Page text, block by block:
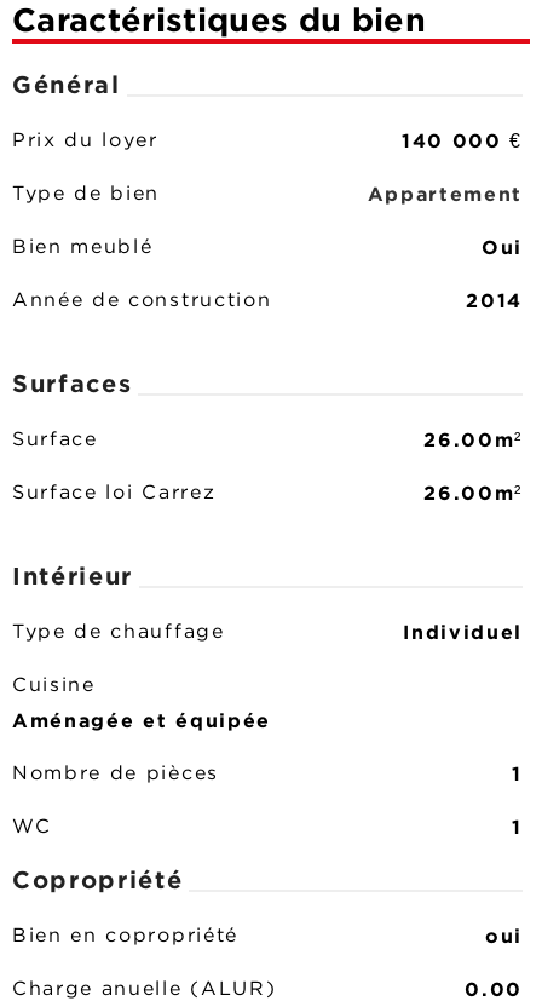
Caractéristiques du bien
Général
Prix du loyer 140 000 €
Type de bien Appartement
Bien meublé Oui
Année de construction 2014
Surfaces
Surface 26.00m²
Surface loi Carrez 26.00m²
Intérieur
Type de chauffage Individuel
Cuisine
Aménagée et équipée
Nombre de pièces 1
WC 1
Copropriété
Bien en copropriété oui
Charge anuelle (ALUR) 0.00